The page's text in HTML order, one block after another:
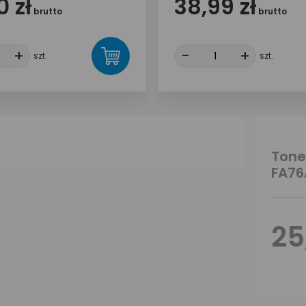
zł brutto
+ +
szt.
38,99 zł brutto
- + +
szt.